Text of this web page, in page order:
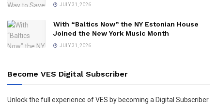
JULY 31, 2026
With “Baltics Now” the NY Estonian House
Joined the New York Music Month
JULY 31, 2026
Become VES Digital Subscriber
Unlock the full experience of VES by becoming a Digital Subscriber